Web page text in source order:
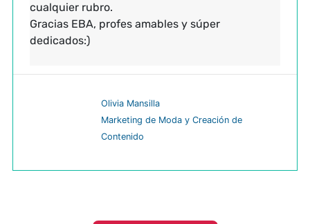
cualquier rubro.
Gracias EBA, profes amables y súper
dedicados:)
Olivia Mansilla
Marketing de Moda y Creación de
Contenido